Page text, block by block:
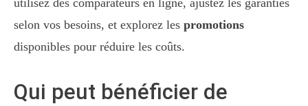
selon vos besoins, et explorez les promotions
disponibles pour réduire les coûts.
Qui peut bénéficier de